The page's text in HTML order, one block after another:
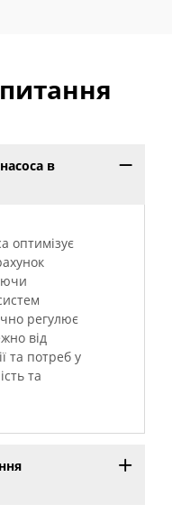
в
оптимізує
регулює
від
та потреб у
та